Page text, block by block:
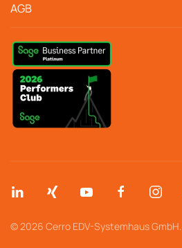
AGB
© 2026 Cerro EDV-Systemhaus